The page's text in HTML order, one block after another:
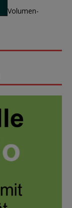
Volumen-